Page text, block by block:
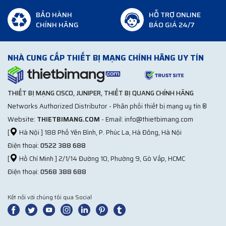
Wifi Aruba AP22D
Wifi Aruba JW255A
Với tính năng thông minh, bảo mật cao và tính linh hoạt,
phát Wifi Aruba là một giải pháp hoàn hảo cho việc xây dựng
và quản lý mạng không dây hiệu quả. Nó có thể giúp tăng hiệu
suất làm việc và đảm bảo tính an toàn của mạng trong các
doanh nghiệp, trường học, khách sạn và tổ chức khác. Nếu bạn
đang tìm kiếm một giải pháp mạng không dây hiệu quả, hãy
cân nhắc sử dụngBộ phát Wifi Aruba
BẢO HÀNH
CHÍNH HÃNG
HỖ TRỢ ONLINE
BÁO GIÁ 24/7
NHÀ CUNG CẤP THIẾT BỊ MẠNG CHÍNH HÃNG UY TÍN
THIẾT BỊ MẠNG CISCO, JUNIPER, THIẾT BỊ QUANG CHÍNH HÃNG
Networks Authorized Distributor - Phân phối thiết bị mạng uy tín ®
Website: THIETBIMANG.COM - Email: info@thietbimang.com
[
Hà Nội ] 188 Phố Yên Bình, P. Phúc La, Hà Đông, Hà Nội
Điện thoại:0522 388 688
[
Hồ Chí Minh ] 2/1/14 Đường 10, Phường 9, Gò Vấp, HCMC
Điện thoại:0568 388 688
Kết nối với chúng tôi qua Social